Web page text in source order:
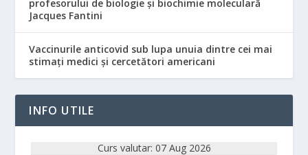
profesorului de biologie și biochimie moleculară
Jacques Fantini
Vaccinurile anticovid sub lupa unuia dintre cei mai
stimați medici și cercetători americani
INFO UTILE
Curs valutar: 07 Aug 2026